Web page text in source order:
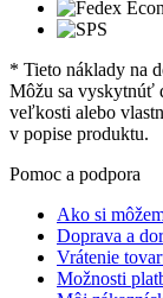
* Tieto náklady na
Môžu sa vyskytnúť
veľkosti alebo
v popise produktu.
Pomoc a podpora
Ako si
Doprava a
Vrátenie
Možnosti